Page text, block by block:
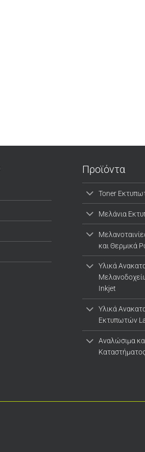
Προϊόντα
Toner
Μελάνια
και Θερμικά
Υλικά
Inkjet
Υλικά
Εκτυπωτών
Αναλώσιμα